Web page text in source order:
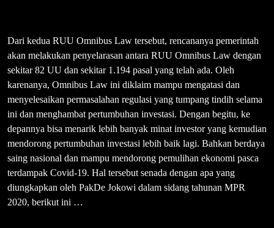
Dari kedua RUU Omnibus Law tersebut, rencananya pemerintah
akan melakukan penyelarasan antara RUU Omnibus Law dengan
sekitar 82 UU dan sekitar 1.194 pasal yang telah ada. Oleh
karenanya, Omnibus Law ini diklaim mampu mengatasi dan
menyelesaikan permasalahan regulasi yang tumpang tindih selama
ini dan menghambat pertumbuhan investasi. Dengan begitu, ke
depannya bisa menarik lebih banyak minat investor yang kemudian
mendorong pertumbuhan investasi lebih baik lagi. Bahkan berdaya
saing nasional dan mampu mendorong pemulihan ekonomi pasca
terdampak Covid-19. Hal tersebut senada dengan apa yang
diungkapkan oleh PakDe Jokowi dalam sidang tahunan MPR
2020, berikut ini …